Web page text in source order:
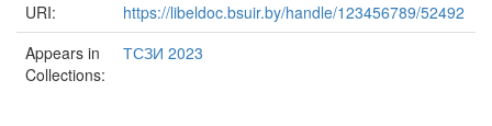
URI:
https://libeldoc.bsuir.by/handle/123456789/52492
Appears in
Collections:
ТСЗИ 2023